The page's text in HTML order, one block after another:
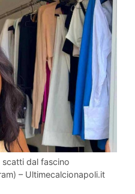
dal fascino
– Ultimecalcionapoli.it